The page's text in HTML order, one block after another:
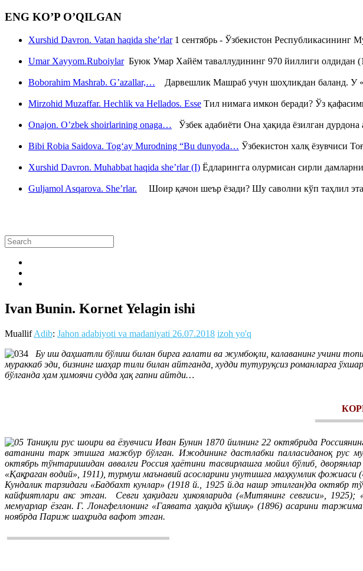
ENG KO’P O’QILGAN
Xurshid Davron. Vatan haqida she’rlar1 сентябрь - Ўзбекистон
Umar Xayyom.RuboiylarБуюк Умар Хайём таваллудининг 970 йиллиги олдидан
Boborahim Mashrab. G’azallar,… Дарвешлик Машраб учун шоҳликдан баланд. У
Mirzohid Muzaffar. Hechlik va Hellados. Esse Тил нимага имкон беради? Ўз
Onajon. O’zbek shoirlarining onaga… Ўзбек адабиёти Она ҳақида ёзилган
Bibi Robia Saidova. Tog‘ay Murodning “Bu dunyoda… Ўзбекистон халқ ёзувчиси
Xurshid Davron. Muhabbat haqida she’rlar (I) Ёдларингга олурмисан сирли
Guljamol Asqarova. She’rlar. Шоир қачон шеър ёзади? Шу саволни кўп таҳлил
Ivan Bunin. Kornet Yelagin ishi
MuallifAdib: Jahon adabiyoti va madaniyati 26.07.2018 izoh yo'q
Бу иш даҳшатли бўлиш билан бирга ғалати ва жумбоқли, калаванинг учини
мураккаб эди, бизнинг шаҳар тили билан айтганда, худди тутуруқсиз романларга
бўлганда ҳам ҳимоячи судда ҳақ гапни айтди…
Таниқли рус шоири ва ёзувчиси Иван Бунин 1870 йилнинг 22 октябрида
ватанини тарк этишга мажбур бўлган. Ижодининг дастлабки палласиданоқ рус
октябрь тўнтаришидан аввалги Россия ҳаётини тасвирлашга мойил бўлиб,
«Қақраган водий», 1911), турмуш маънавий асосларини унутишга маҳкумлик фожиаси
Кундалик тарзидаги «Бадбахт кунлар» (1918 й., 1925 й.да нашр этилган)да октябр
кайфиятлари акс этган. Севги ҳақидаги ҳикояларида («Митянинг севгиси»,
мемуарлар ёзган. Г. Лонгфеллонинг «Гаявата ҳақида қўшиқ» (1896) асарини
ноябрда Париж шаҳрида вафот этган.